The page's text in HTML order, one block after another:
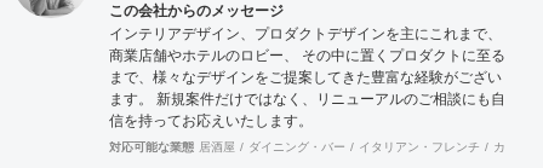
この会社からのメッセージ
インテリアデザイン、プロダクトデザインを主にこれまで、
商業店舗やホテルのロビー、 その中に置くプロダクトに至る
まで、様々なデザインをご提案してきた豊富な経験がござい
ます。 新規案件だけではなく、リニューアルのご相談にも自
信を持ってお応えいたします。
対応可能な業態 居酒屋 ダイニング・バー イタリアン・フレンチ カフェ